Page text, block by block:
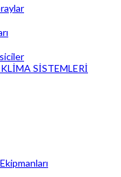
SİSTEMLERİ